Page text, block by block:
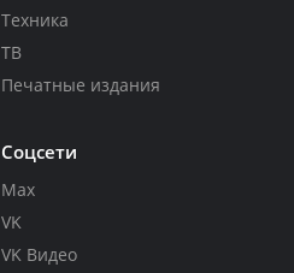
Техника
ТВ
Печатные издания
Соцсети
Max
VK
VK Видео